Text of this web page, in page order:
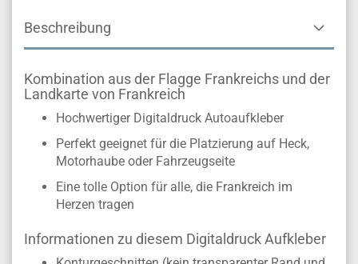
Beschreibung
Kombination aus der Flagge Frankreichs und der
Landkarte von Frankreich
Hochwertiger Digitaldruck Autoaufkleber
Perfekt geeignet für die Platzierung auf Heck,
Motorhaube oder Fahrzeugseite
Eine tolle Option für alle, die Frankreich im
Herzen tragen
Informationen zu diesem Digitaldruck Aufkleber